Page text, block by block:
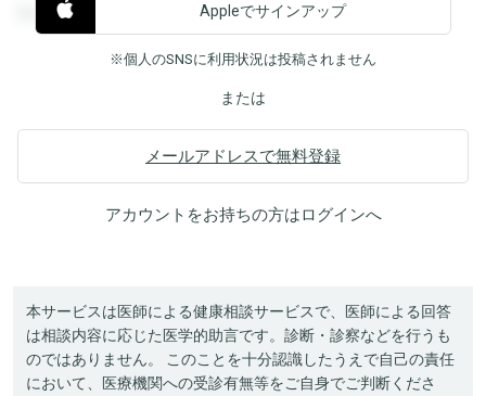
覧することができます。
Appleでサインアップ
※個人のSNSに利用状況は投稿されません
または
メールアドレスで無料登録
アカウントをお持ちの方はログインへ
本サービスは医師による健康相談サービスで、医師による回答
は相談内容に応じた医学的助言です。診断・診察などを行うも
のではありません。 このことを十分認識したうえで自己の責任
において、医療機関への受診有無等をご自身でご判断くださ